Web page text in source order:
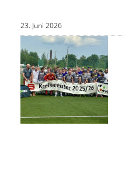
23. Juni 2026